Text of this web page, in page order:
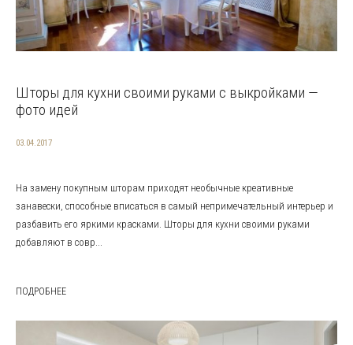
Шторы для кухни своими руками с выкройками —
фото идей
03.04.2017
На замену покупным шторам приходят необычные креативные
занавески, способные вписаться в самый непримечательный интерьер и
разбавить его яркими красками. Шторы для кухни своими руками
добавляют в совр...
ПОДРОБНЕЕ